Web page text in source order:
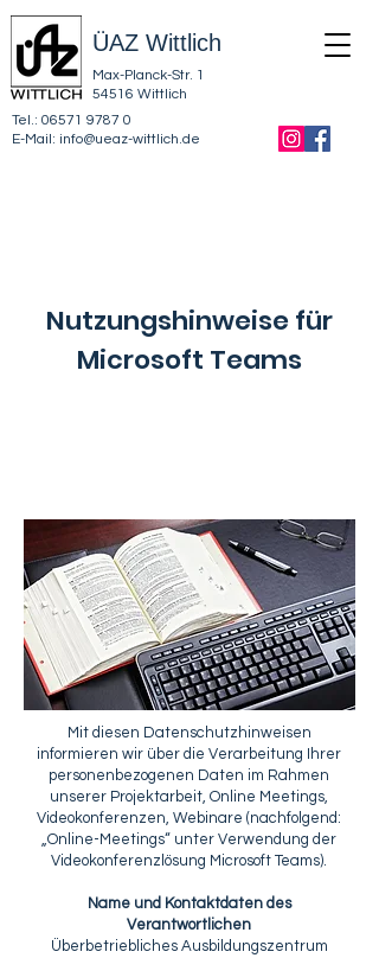
ÜAZ Wittlich
Max-Planck-Str. 1
54516 Wittlich
Tel.: 06571 9787 0
E-Mail: info@ueaz-wittlich.de
Nutzungshinweise für
Microsoft Teams
Mit diesen Datenschutzhinweisen
informieren wir über die Verarbeitung Ihrer
personenbezogenen Daten im Rahmen
unserer Projektarbeit, Online Meetings,
Videokonferenzen, Webinare (nachfolgend:
„Online-Meetings“ unter Verwendung der
Videokonferenzlösung Microsoft Teams).
Name und Kontaktdaten des
Verantwortlichen
Überbetriebliches Ausbildungszentrum